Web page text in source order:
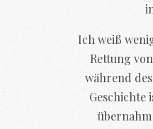
Ich weiß
Rettung
während
Geschichte